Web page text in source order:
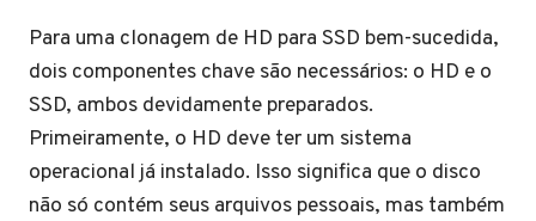
Para uma clonagem de HD para SSD bem-sucedida,
dois componentes chave são necessários: o HD e o
SSD, ambos devidamente preparados.
Primeiramente, o HD deve ter um sistema
operacional já instalado. Isso significa que o disco
não só contém seus arquivos pessoais, mas também